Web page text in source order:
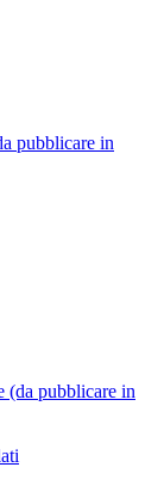
pubblicare in
(da pubblicare in